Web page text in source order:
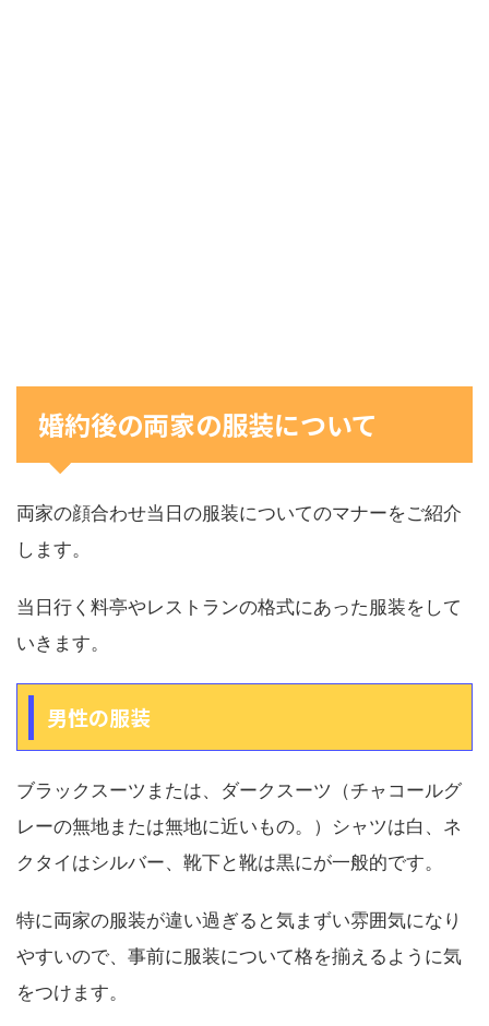
婚約後の両家の服装について
両家の顔合わせ当日の服装についてのマナーをご紹介
します。
当日行く料亭やレストランの格式にあった服装をして
いきます。
男性の服装
ブラックスーツまたは、ダークスーツ（チャコールグ
レーの無地または無地に近いもの。）シャツは白、ネ
クタイはシルバー、靴下と靴は黒にが一般的です。
特に両家の服装が違い過ぎると気まずい雰囲気になり
やすいので、事前に服装について格を揃えるように気
をつけます。